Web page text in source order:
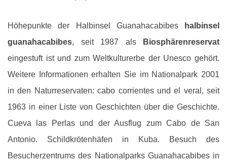
Höhepunkte der Halbinsel Guanahacabibes
halbinsel
guanahacabibes, seit 1987 als
Biosphärenreservat
eingestuft ist und zum Weltkulturerbe der Unesco gehört.
Weitere Informationen erhalten Sie im Nationalpark 2001
in den Naturreservaten: cabo corrientes und el veral, seit
1963 in einer Liste von Geschichten über die Geschichte.
Cueva las Perlas und der Ausflug zum Cabo de San
Antonio. Schildkrötenhäfen in Kuba. Besuch des
Besucherzentrums des Nationalparks Guanahacabibes in